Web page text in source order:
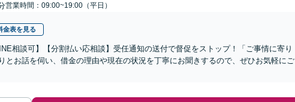
営業時間：09:00~19:00（平日）
金表を見る
相談可】【分割払い応相談】受任通知の送付で督促をストップ！「ご事情に寄り
とお話を伺い、借金の理由や現在の状況を丁寧にお聞きするので、ぜひお気軽にご